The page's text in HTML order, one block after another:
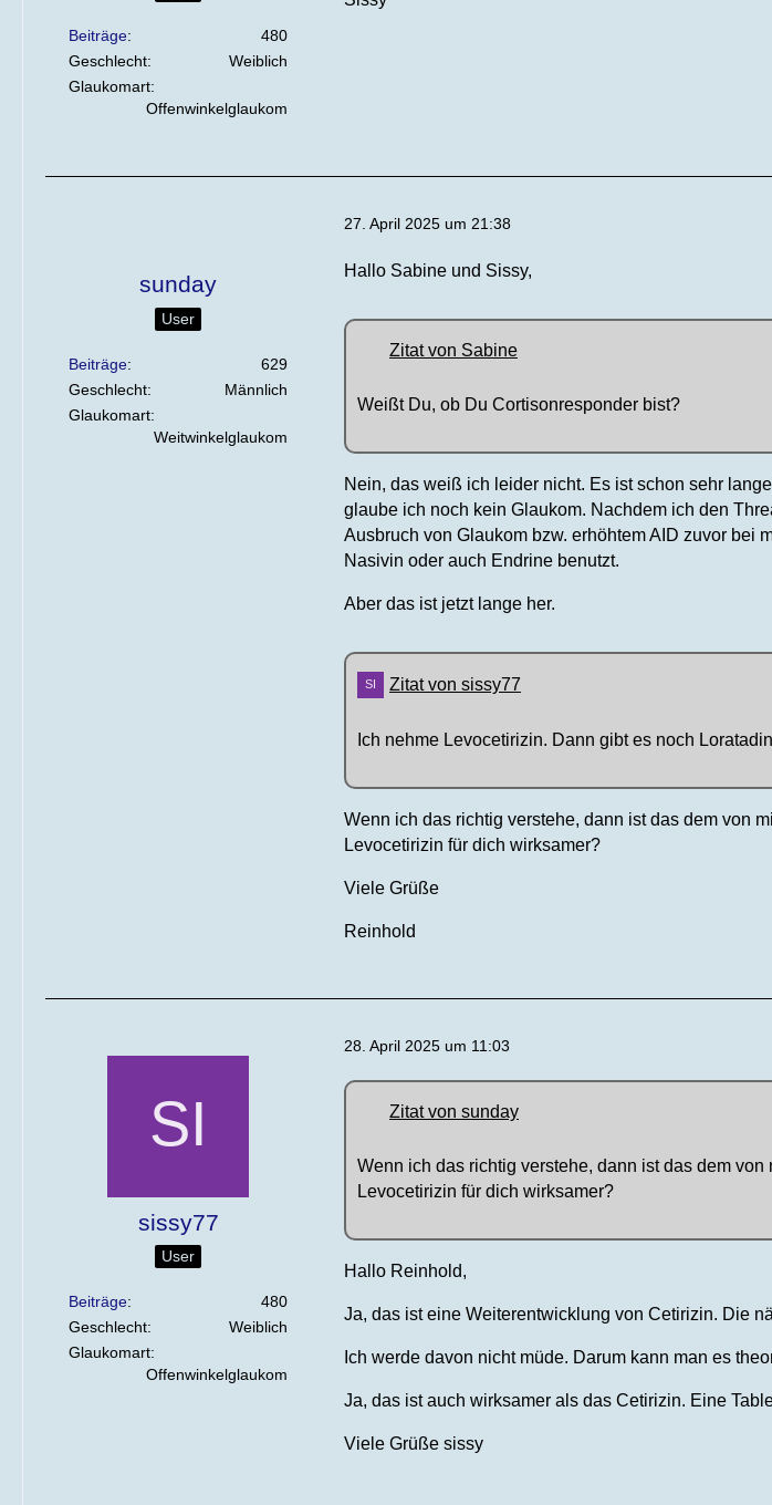
Beiträge
480
Geschlecht
Weiblich
Glaukomart
Offenwinkelglaukom
sunday
User
Beiträge
629
Geschlecht
Männlich
Glaukomart
Weitwinkelglaukom
27. April 2025 um 21:38
Hallo Sabine und Sissy,
Zitat von Sabine
Weißt Du, ob Du Cortisonresponder bist?
Nein, das weiß ich leider nicht. Es ist schon sehr
glaube ich noch kein Glaukom. Nachdem ich den
Ausbruch von Glaukom bzw. erhöhtem AID zuvor bei
Nasivin oder auch Endrine benutzt.
Aber das ist jetzt lange her.
Zitat von sissy77
Ich nehme Levocetirizin. Dann gibt es noch
Wenn ich das richtig verstehe, dann ist das dem von
Levocetirizin für dich wirksamer?
Viele Grüße
Reinhold
sissy77
User
Beiträge
480
Geschlecht
Weiblich
Glaukomart
Offenwinkelglaukom
28. April 2025 um 11:03
Zitat von sunday
Wenn ich das richtig verstehe, dann ist das dem
Levocetirizin für dich wirksamer?
Hallo Reinhold,
Ja, das ist eine Weiterentwicklung von Cetirizin. Die
Ich werde davon nicht müde. Darum kann man es
Ja, das ist auch wirksamer als das Cetirizin. Eine
Viele Grüße sissy